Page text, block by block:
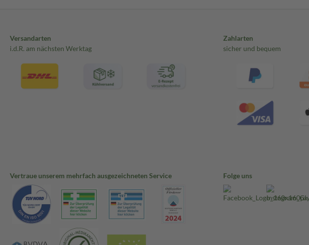
Versandarten
i.d.R. am nächsten Werktag
Zahlarten
sicher und bequem
Vertraue unserem mehrfach ausgezeichneten Service Folge uns